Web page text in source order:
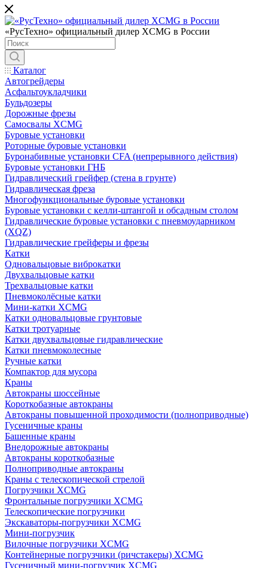
«РусТехно» официальный дилер XCMG в России
Каталог
Автогрейдеры
Асфальтоукладчики
Бульдозеры
Дорожные фрезы
Самосвалы XCMG
Буровые установки
Роторные буровые установки
Буронабивные установки CFA (непрерывного действия)
Буровые установки ГНБ
Гидравлический грейфер (стена в грунте)
Гидравлическая фреза
Многофункциональные буровые установки
Буровые установки с келли-штангой и обсадным столом
Гидравлические буровые установки с пневмоударником
(XQZ)
Гидравлические грейферы и фрезы
Катки
Одновальцовые виброкатки
Двухвальцовые катки
Трехвальцовые катки
Пневмоколёсные катки
Мини-катки XCMG
Катки одновальцовые грунтовые
Катки тротуарные
Катки двухвальцовые гидравлические
Катки пневмоколесные
Ручные катки
Компактор для мусора
Краны
Автокраны шоссейные
Короткобазные автокраны
Автокраны повышенной проходимости (полноприводные)
Гусеничные краны
Башенные краны
Внедорожные автокраны
Автокраны короткобазные
Полноприводные автокраны
Краны с телескопической стрелой
Погрузчики XCMG
Фронтальные погрузчики XCMG
Телескопические погрузчики
Экскаваторы-погрузчики XCMG
Мини-погрузчик
Вилочные погрузчики XCMG
Контейнерные погрузчики (ричстакеры) XCMG
Гусеничный мини-погрузчик XCMG